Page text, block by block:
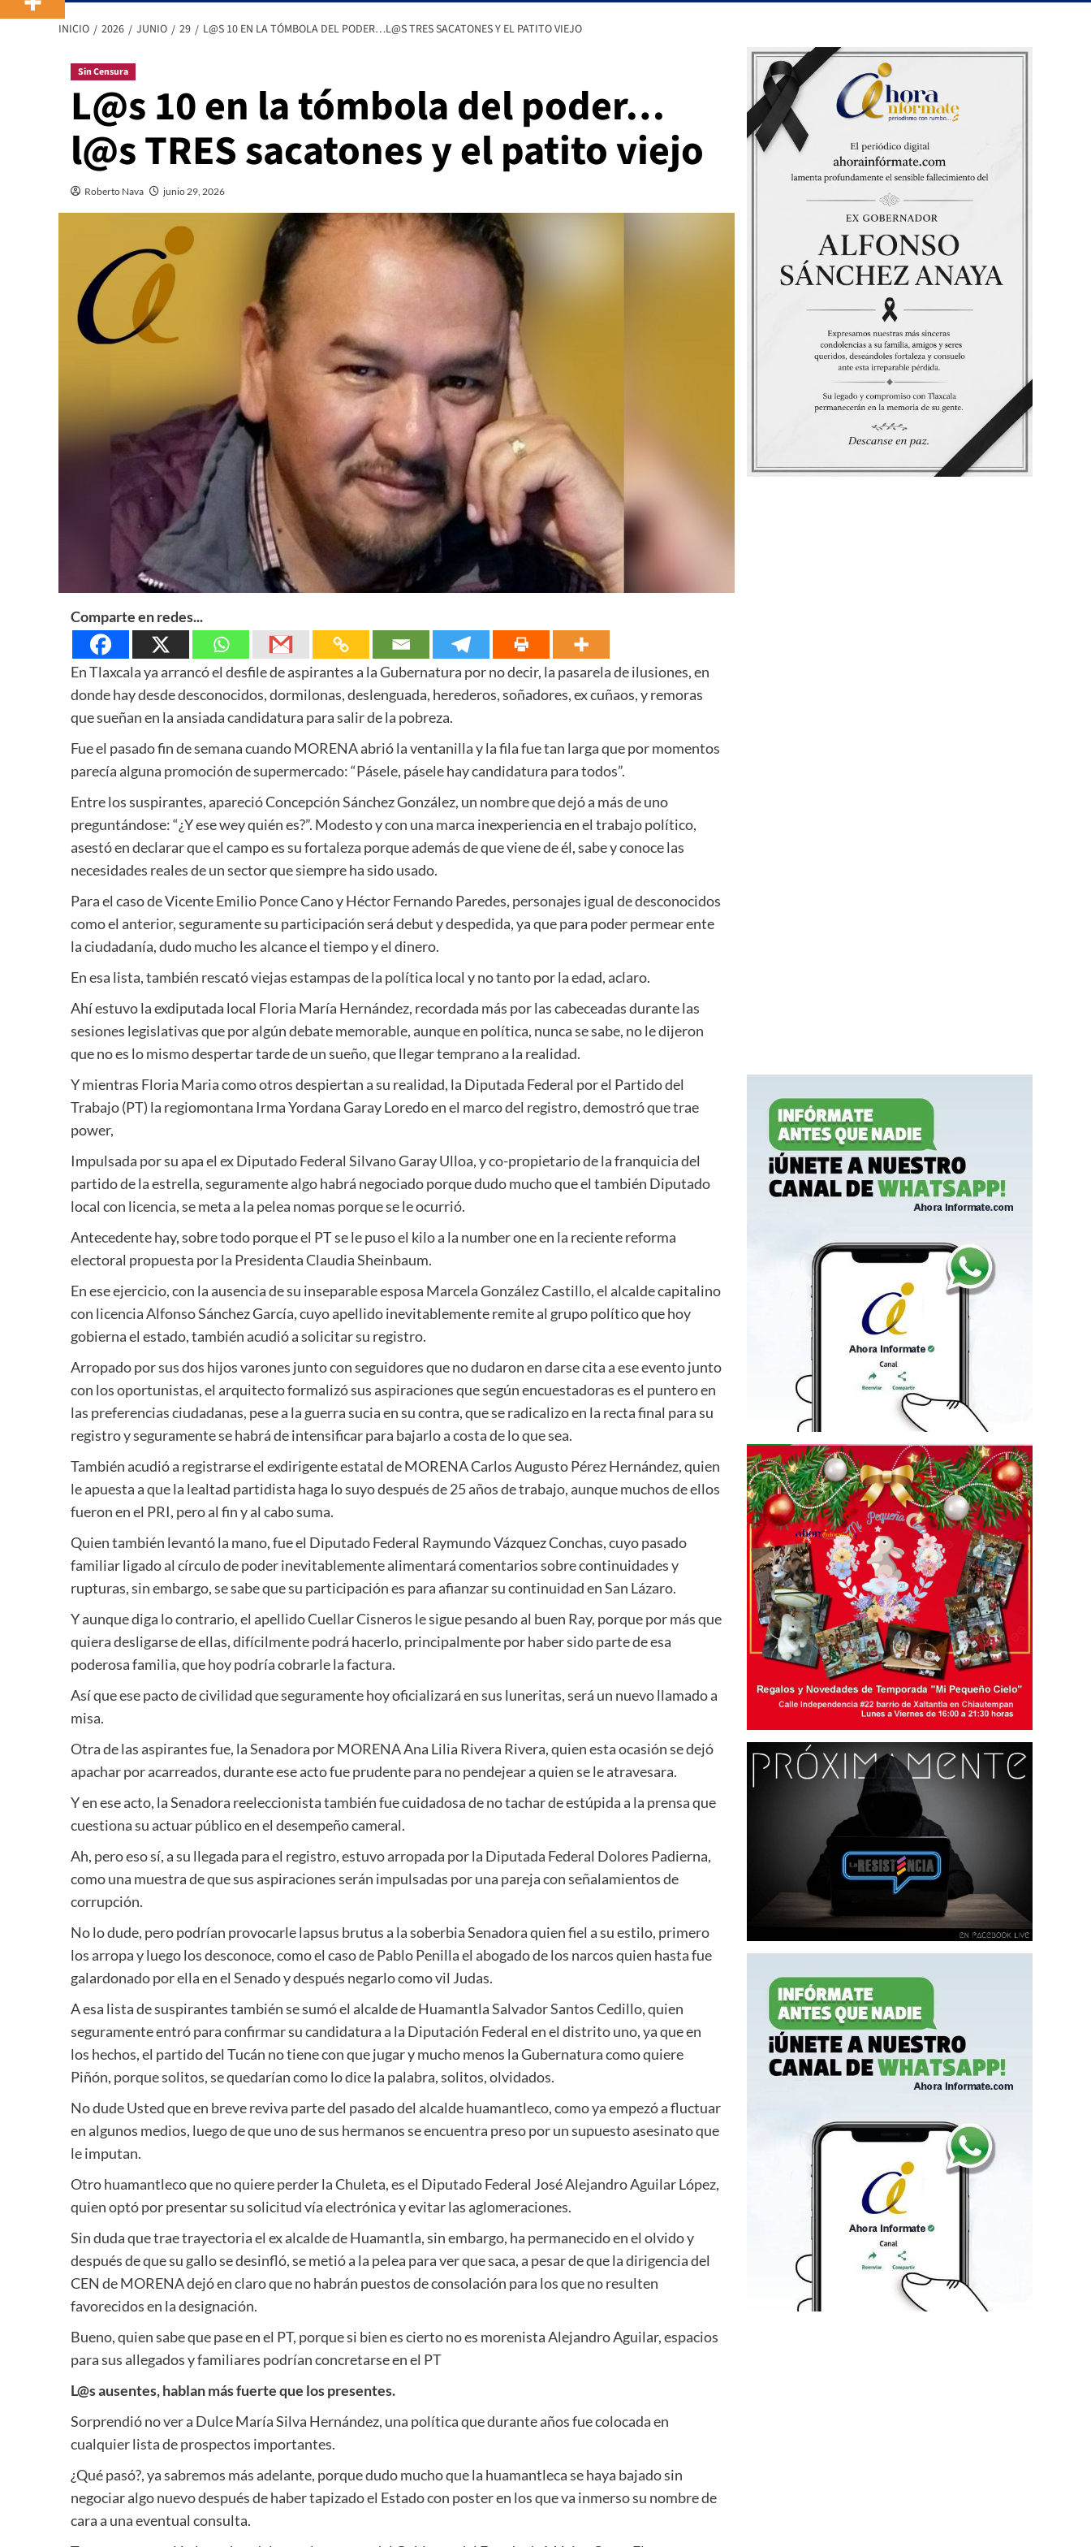
INICIO 2026 JUNIO 29 L@S 10 EN LA TÓMBOLA DEL PODER…L@S TRES SACATONES Y EL PATITO VIEJO
Sin Censura
L@s 10 en la tómbola del poder…
l@s TRES sacatones y el patito viejo
Roberto Nava junio 29, 2026
Comparte en redes...
En Tlaxcala ya arrancó el desfile de aspirantes a la Gubernatura por no decir, la pasarela de ilusiones, en
donde hay desde desconocidos, dormilonas, deslenguada, herederos, soñadores, ex cuñaos, y remoras
que sueñan en la ansiada candidatura para salir de la pobreza.
Fue el pasado fin de semana cuando MORENA abrió la ventanilla y la fila fue tan larga que por momentos
parecía alguna promoción de supermercado: “Pásele, pásele hay candidatura para todos”.
Entre los suspirantes, apareció Concepción Sánchez González, un nombre que dejó a más de uno
preguntándose: “¿Y ese wey quién es?”. Modesto y con una marca inexperiencia en el trabajo político,
asestó en declarar que el campo es su fortaleza porque además de que viene de él, sabe y conoce las
necesidades reales de un sector que siempre ha sido usado.
Para el caso de Vicente Emilio Ponce Cano y Héctor Fernando Paredes, personajes igual de desconocidos
como el anterior, seguramente su participación será debut y despedida, ya que para poder permear ente
la ciudadanía, dudo mucho les alcance el tiempo y el dinero.
En esa lista, también rescató viejas estampas de la política local y no tanto por la edad, aclaro.
Ahí estuvo la exdiputada local Floria María Hernández, recordada más por las cabeceadas durante las
sesiones legislativas que por algún debate memorable, aunque en política, nunca se sabe, no le dijeron
que no es lo mismo despertar tarde de un sueño, que llegar temprano a la realidad.
Y mientras Floria Maria como otros despiertan a su realidad, la Diputada Federal por el Partido del
Trabajo (PT) la regiomontana Irma Yordana Garay Loredo en el marco del registro, demostró que trae
power,
Impulsada por su apa el ex Diputado Federal Silvano Garay Ulloa, y co-propietario de la franquicia del
partido de la estrella, seguramente algo habrá negociado porque dudo mucho que el también Diputado
local con licencia, se meta a la pelea nomas porque se le ocurrió.
Antecedente hay, sobre todo porque el PT se le puso el kilo a la number one en la reciente reforma
electoral propuesta por la Presidenta Claudia Sheinbaum.
En ese ejercicio, con la ausencia de su inseparable esposa Marcela González Castillo, el alcalde capitalino
con licencia Alfonso Sánchez García, cuyo apellido inevitablemente remite al grupo político que hoy
gobierna el estado, también acudió a solicitar su registro.
Arropado por sus dos hijos varones junto con seguidores que no dudaron en darse cita a ese evento junto
con los oportunistas, el arquitecto formalizó sus aspiraciones que según encuestadoras es el puntero en
las preferencias ciudadanas, pese a la guerra sucia en su contra, que se radicalizo en la recta final para su
registro y seguramente se habrá de intensificar para bajarlo a costa de lo que sea.
También acudió a registrarse el exdirigente estatal de MORENA Carlos Augusto Pérez Hernández, quien
le apuesta a que la lealtad partidista haga lo suyo después de 25 años de trabajo, aunque muchos de ellos
fueron en el PRI, pero al fin y al cabo suma.
Quien también levantó la mano, fue el Diputado Federal Raymundo Vázquez Conchas, cuyo pasado
familiar ligado al círculo de poder inevitablemente alimentará comentarios sobre continuidades y
rupturas, sin embargo, se sabe que su participación es para afianzar su continuidad en San Lázaro.
Y aunque diga lo contrario, el apellido Cuellar Cisneros le sigue pesando al buen Ray, porque por más que
quiera desligarse de ellas, difícilmente podrá hacerlo, principalmente por haber sido parte de esa
poderosa familia, que hoy podría cobrarle la factura.
Así que ese pacto de civilidad que seguramente hoy oficializará en sus luneritas, será un nuevo llamado a
misa.
Otra de las aspirantes fue, la Senadora por MORENA Ana Lilia Rivera Rivera, quien esta ocasión se dejó
apachar por acarreados, durante ese acto fue prudente para no pendejear a quien se le atravesara.
Y en ese acto, la Senadora reeleccionista también fue cuidadosa de no tachar de estúpida a la prensa que
cuestiona su actuar público en el desempeño cameral.
Ah, pero eso sí, a su llegada para el registro, estuvo arropada por la Diputada Federal Dolores Padierna,
como una muestra de que sus aspiraciones serán impulsadas por una pareja con señalamientos de
corrupción.
No lo dude, pero podrían provocarle lapsus brutus a la soberbia Senadora quien fiel a su estilo, primero
los arropa y luego los desconoce, como el caso de Pablo Penilla el abogado de los narcos quien hasta fue
galardonado por ella en el Senado y después negarlo como vil Judas.
A esa lista de suspirantes también se sumó el alcalde de Huamantla Salvador Santos Cedillo, quien
seguramente entró para confirmar su candidatura a la Diputación Federal en el distrito uno, ya que en
los hechos, el partido del Tucán no tiene con que jugar y mucho menos la Gubernatura como quiere
Piñón, porque solitos, se quedarían como lo dice la palabra, solitos, olvidados.
No dude Usted que en breve reviva parte del pasado del alcalde huamantleco, como ya empezó a fluctuar
en algunos medios, luego de que uno de sus hermanos se encuentra preso por un supuesto asesinato que
le imputan.
Otro huamantleco que no quiere perder la Chuleta, es el Diputado Federal José Alejandro Aguilar López,
quien optó por presentar su solicitud vía electrónica y evitar las aglomeraciones.
Sin duda que trae trayectoria el ex alcalde de Huamantla, sin embargo, ha permanecido en el olvido y
después de que su gallo se desinfló, se metió a la pelea para ver que saca, a pesar de que la dirigencia del
CEN de MORENA dejó en claro que no habrán puestos de consolación para los que no resulten
favorecidos en la designación.
Bueno, quien sabe que pase en el PT, porque si bien es cierto no es morenista Alejandro Aguilar, espacios
para sus allegados y familiares podrían concretarse en el PT
L@s ausentes, hablan más fuerte que los presentes.
Sorprendió no ver a Dulce María Silva Hernández, una política que durante años fue colocada en
cualquier lista de prospectos importantes.
¿Qué pasó?, ya sabremos más adelante, porque dudo mucho que la huamantleca se haya bajado sin
negociar algo nuevo después de haber tapizado el Estado con poster en los que va inmerso su nombre de
cara a una eventual consulta.